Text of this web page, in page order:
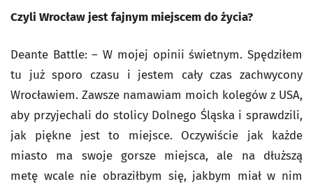
Czyli Wrocław jest fajnym miejscem do życia?
Deante Battle: – W mojej opinii świetnym. Spędziłem
tu już sporo czasu i jestem cały czas zachwycony
Wrocławiem. Zawsze namawiam moich kolegów z USA,
aby przyjechali do stolicy Dolnego Śląska i sprawdzili,
jak piękne jest to miejsce. Oczywiście jak każde
miasto ma swoje gorsze miejsca, ale na dłuższą
metę wcale nie obraziłbym się, jakbym miał w nim